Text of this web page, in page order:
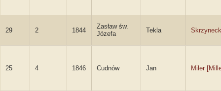
29 2 1844
Zasław św.
Józefa
Tekla
25 4 1846 Cudnów Jan Miler